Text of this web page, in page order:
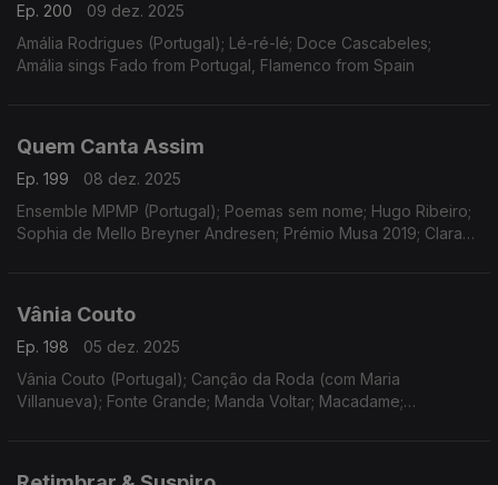
Ep. 200
09 dez. 2025
Amália Rodrigues (Portugal); Lé-ré-lé; Doce Cascabeles;
Amália sings Fado from Portugal, Flamenco from Spain
Quem Canta Assim
Ep. 199
08 dez. 2025
Ensemble MPMP (Portugal); Poemas sem nome; Hugo Ribeiro;
Sophia de Mello Breyner Andresen; Prémio Musa 2019; Clara
Vânia Couto
Ep. 198
05 dez. 2025
Vânia Couto (Portugal); Canção da Roda (com Maria
Villanueva); Fonte Grande; Manda Voltar; Macadame;